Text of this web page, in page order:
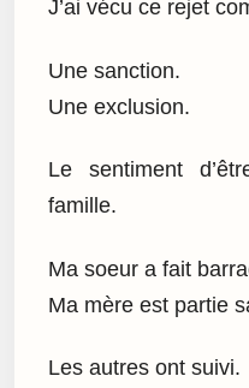
J’ai vécu ce rejet
Une sanction.
Une exclusion.
Le sentiment
famille.
Ma soeur a fait
Ma mère est partie
Les autres ont suivi.